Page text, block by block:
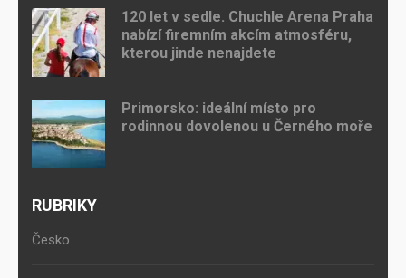
120 let v sedle. Chuchle Arena Praha
nabízí firemním akcím atmosféru,
kterou jinde nenajdete
Primorsko: ideální místo pro
rodinnou dovolenou u Černého moře
RUBRIKY
Česko